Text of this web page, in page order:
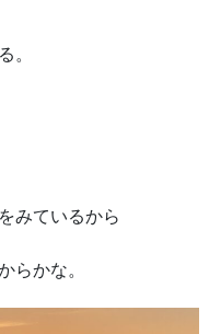
。
みているから
らかな。